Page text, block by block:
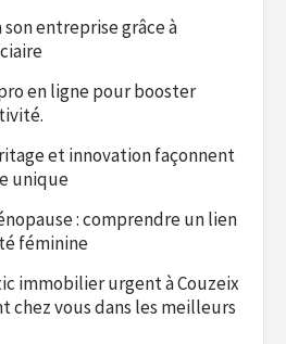
entreprise grâce à
en ligne pour booster
et innovation façonnent
unique
: comprendre un lien
féminine
immobilier urgent à Couzeix
chez vous dans les meilleurs